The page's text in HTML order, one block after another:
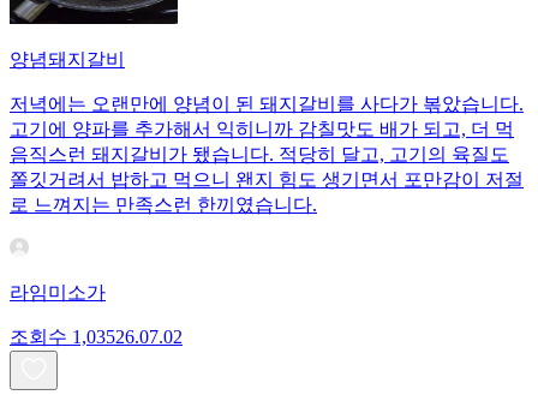
양념돼지갈비
저녁에는 오랜만에 양념이 된 돼지갈비를 사다가 볶았습니다.
고기에 양파를 추가해서 익히니까 감칠맛도 배가 되고, 더 먹
음직스런 돼지갈비가 됐습니다. 적당히 달고, 고기의 육질도
쫄깃거려서 밥하고 먹으니 왠지 힘도 생기면서 포만감이 저절
로 느껴지는 만족스런 한끼였습니다.
라임미소가
조회수 1,03526.07.02